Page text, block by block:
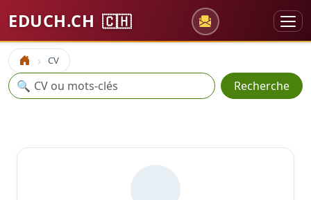
EDUCH.CH 🇨🇭
Accueil CV
Recherche
🔍 Recherche